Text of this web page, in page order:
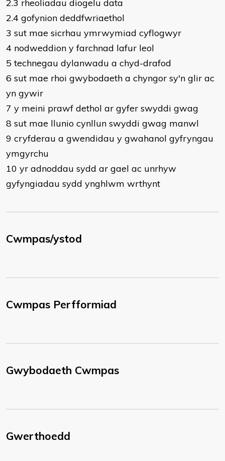
2.3 rheoliadau diogelu data
2.4 gofynion deddfwriaethol
3 sut mae sicrhau ymrwymiad cyflogwyr
4 nodweddion y farchnad lafur leol
5 technegau dylanwadu a chyd-drafod
6 sut mae rhoi gwybodaeth a chyngor sy'n glir ac
yn gywir
7 y meini prawf dethol ar gyfer swyddi gwag
8 sut mae llunio cynllun swyddi gwag manwl
9 cryfderau a gwendidau y gwahanol gyfryngau
ymgyrchu
10 yr adnoddau sydd ar gael ac unrhyw
gyfyngiadau sydd ynghlwm wrthynt
Cwmpas/ystod
Cwmpas Perfformiad
Gwybodaeth Cwmpas
Gwerthoedd